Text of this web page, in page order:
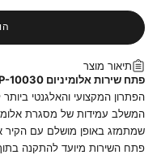
תיאור מוצר
פתח שירות אלומיניום AP-10030 (100x30 ס"מ)
הפתרון המקצועי והאלגנטי
המשלב עמידות של מסגרת
שמתמזג באופן מושלם עם הקיר
פתח השירות מיועד להתקנה